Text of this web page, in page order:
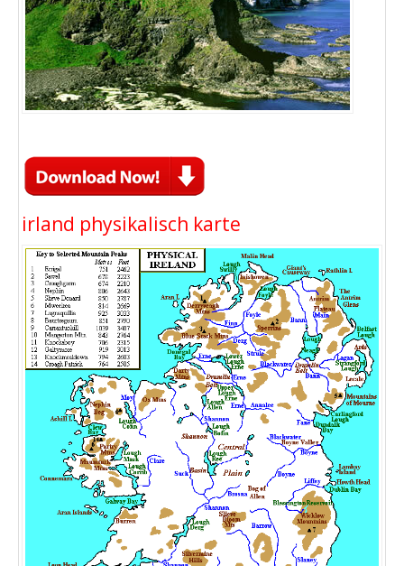
irland physikalisch karte